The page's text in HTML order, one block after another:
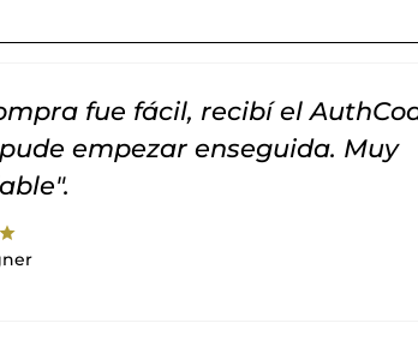
fue fácil, recibí el
empezar enseguida. Muy
star